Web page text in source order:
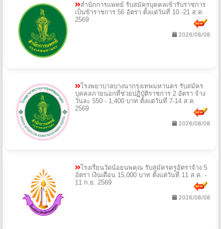
สำนักการแพทย์ รับสมัครบุคคลเข้ารับราชการ
เป็นข้าราชการ 56 อัตรา ตั้งแต่วันที่ 10 -21 ส.ค.
2569
2026/08/08
โรงพยาบาลบางนากรุงเทพมหานคร รับสมัคร
บุคคลภายนอกที่ช่วยปฏิบัติราชการ 2 อัตรา จ้าง
วันละ 550 - 1,400 บาท ตั้งแต่วันที่ 7-14 ส.ค.
2569
2026/08/08
โรงเรียนวัดน้อยนพคุณ รับสมัครครูอัตราจ้าง 5
อัตรา เงินเดือน 15,000 บาท ตั้งแต่วันที่ 11 ส.ค. -
11 ก.ย. 2569
2026/08/08